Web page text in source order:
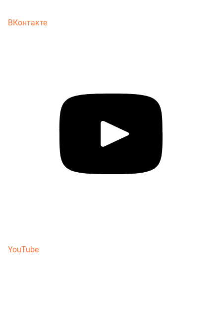
ВКонтакте
YouTube